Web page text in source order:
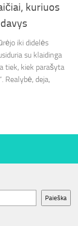
kuriuos
iki didelės
su klaidinga
tiek, kiek parašyta
Realybė, deja,
Paieška